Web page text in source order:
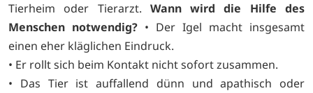
Tierheim oder Tierarzt. Wann wird die Hilfe des
Menschen notwendig? • Der Igel macht insgesamt
einen eher kläglichen Eindruck.
• Er rollt sich beim Kontakt nicht sofort zusammen.
• Das Tier ist auffallend dünn und apathisch oder